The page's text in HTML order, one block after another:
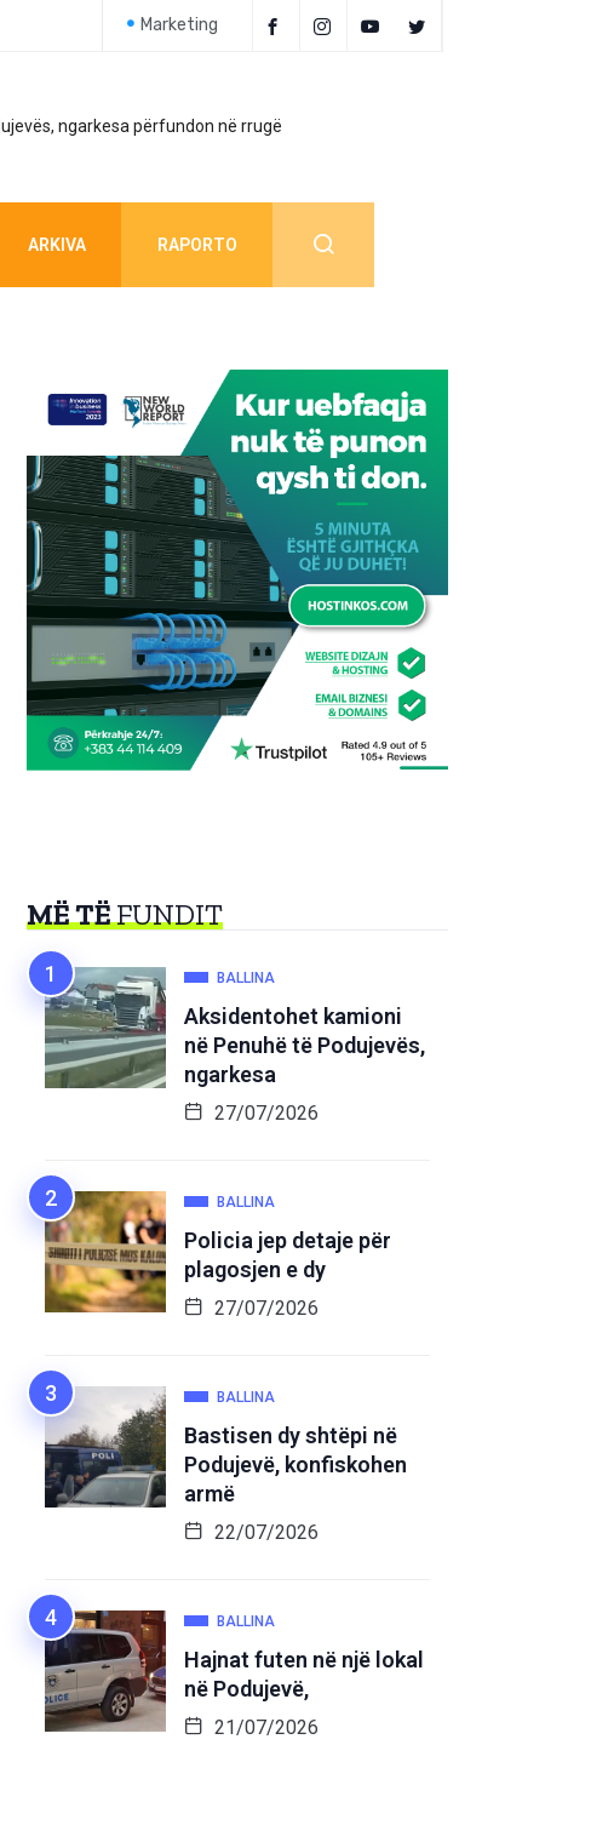
Marketing
ngarkesa përfundon në rrugë
ARKIVA RAPORTO
MË TËFUNDIT
BALLINA
Aksidentohet kamioni
në Penuhë të Podujevës,
ngarkesa
27/07/2026
BALLINA
Policia jep detaje për
plagosjen e dy
27/07/2026
BALLINA
Bastisen dy shtëpi në
Podujevë, konfiskohen
armë
22/07/2026
BALLINA
Hajnat futen në një lokal
në Podujevë,
21/07/2026